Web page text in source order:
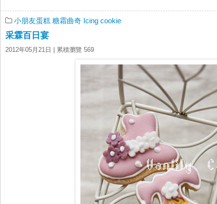
小朋友蛋糕 糖霜曲奇 Icing cookie
采霖百日宴
2012年05月21日 | 累積瀏覽 569